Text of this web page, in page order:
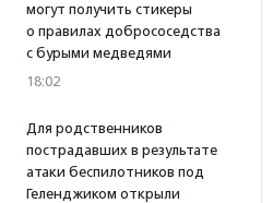
могут получить стикеры
о правилах добрососедства
с бурыми медведями
18:02
Для родственников
пострадавших в результате
атаки беспилотников под
Геленджиком открыли